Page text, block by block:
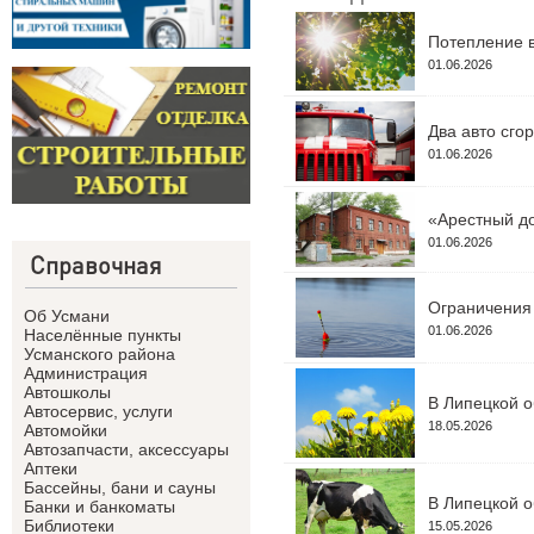
Справочная
Об Усмани
Населённые пункты
Усманского района
Администрация
Автошколы
Автосервис, услуги
Автомойки
Автозапчасти, аксессуары
Аптеки
Бассейны, бани и сауны
Банки и банкоматы
Библиотеки
Потепление
01.06.2026
Два авто
01.06.2026
«Арестный
01.06.2026
01.06.2026
В Липецкой
18.05.2026
В Липецкой
15.05.2026